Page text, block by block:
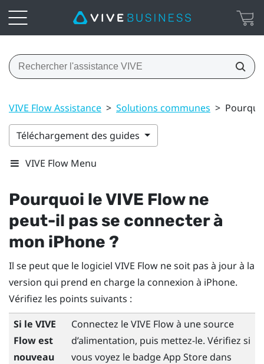
VIVE Flow Assistance > Solutions communes >
Téléchargement des guides
VIVE Flow Menu
Pourquoi leVIVE Flowne
peut-il pas se connecter à
mon iPhone ?
Il se peut que le logiciel VIVE Flow ne soit pas à jour à la
version qui prend en charge la connexion à iPhone.
Vérifiez les points suivants :
Si le VIVE
Flowest
nouveau
Connectez leVIVE Flowà une source
d’alimentation, puis mettez-le. Vérifiez si
vous voyez le badgeApp Store dans